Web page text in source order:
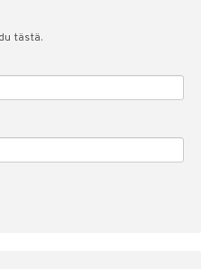
tästä.